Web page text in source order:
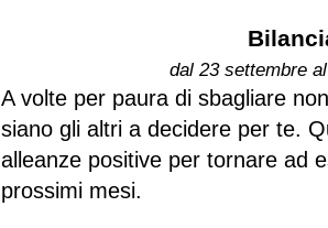
dal 23 settembre
A volte per paura di sbagliare
siano gli altri a decidere per te.
alleanze positive per tornare ad
prossimi mesi.